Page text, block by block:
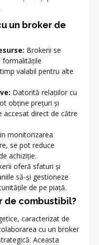
un broker de
Brokerii se
formalitățile
valabil pentru alte
Datorită relațiilor cu
obține prețuri și
accesat direct de către
monitorizarea
se pot reduce
achiziție.
oferă sfaturi și
să-și gestioneze
de pe piață.
de combustibil?
caracterizat de
cu un broker
Aceasta